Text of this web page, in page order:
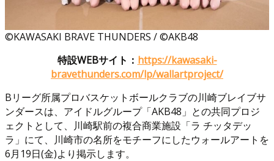
©KAWASAKI BRAVE THUNDERS / ©AKB48
特設WEBサイト： https://kawasaki-
bravethunders.com/lp/wallartproject/
Bリーグ所属プロバスケットボールクラブの川崎ブレイブサ
ンダースは、アイドルグループ「AKB48」との共同プロジ
ェクトとして、川崎駅前の複合商業施設「ラ チッタデッ
ラ」にて、川崎市の名所をモチーフにしたウォールアートを
6月19日(金)より掲示します。